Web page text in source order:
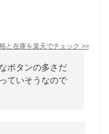
と在庫を楽天でチェック >>
ボタンの多さだ
ていそうなので